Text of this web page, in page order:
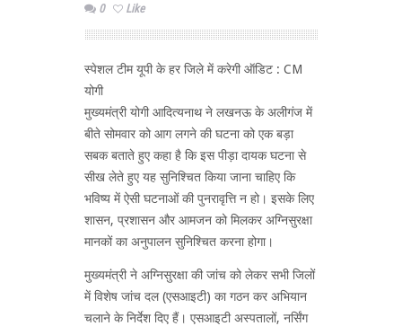
0
Like
स्पेशल टीम यूपी के हर जिले में करेगी ऑडिट : CM
योगी
मुख्यमंत्री योगी आदित्यनाथ ने लखनऊ के अलीगंज में
बीते सोमवार को आग लगने की घटना को एक बड़ा
सबक बताते हुए कहा है कि इस पीड़ा दायक घटना से
सीख लेते हुए यह सुनिश्चित किया जाना चाहिए कि
भविष्य में ऐसी घटनाओं की पुनरावृत्ति न हो। इसके लिए
शासन, प्रशासन और आमजन को मिलकर अग्निसुरक्षा
मानकों का अनुपालन सुनिश्चित करना होगा।
मुख्यमंत्री ने अग्निसुरक्षा की जांच को लेकर सभी जिलों
में विशेष जांच दल (एसआइटी) का गठन कर अभियान
चलाने के निर्देश दिए हैं। एसआइटी अस्पतालों, नर्सिंग